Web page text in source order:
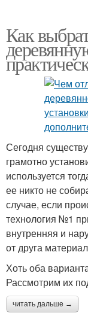
Как
Сегодня
грамотно
используется
ее никто не
случае, если
технология №1
внутренняя и
от друга
Хоть оба
Рассмотрим их
читать дальше →